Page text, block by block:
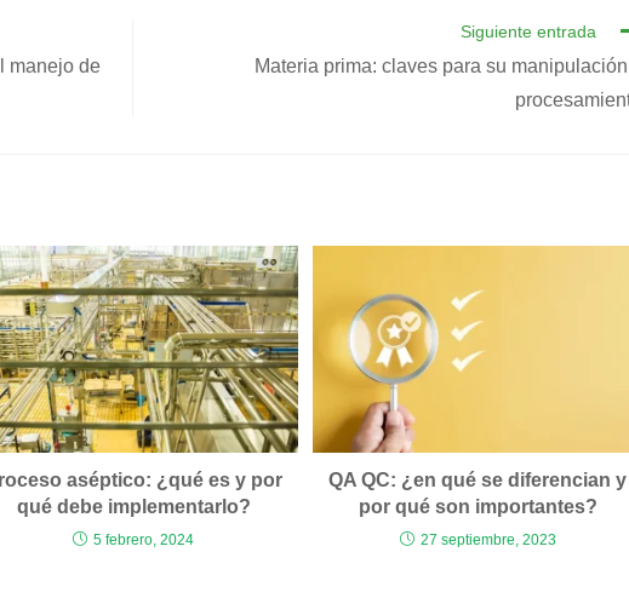
manejo de
Siguiente entrada
Materia prima: claves para su
aséptico: ¿qué es y por
qué debe implementarlo?
5 febrero, 2024
QA QC: ¿en qué se diferencian y
por qué son importantes?
27 septiembre, 2023